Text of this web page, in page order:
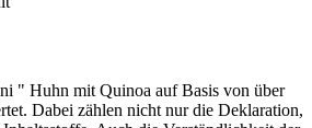
" Huhn mit Quinoa auf Basis von über
Dabei zählen nicht nur die Deklaration,